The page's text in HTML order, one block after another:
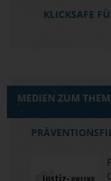
KLICKSAFE
MEDIEN ZUM